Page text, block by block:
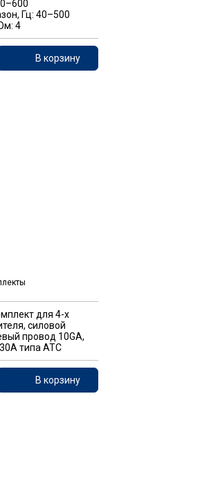
Гц: 40–500
4
В корзину
для 4-х
силовой
провод 10GA,
типа ATC
В корзину